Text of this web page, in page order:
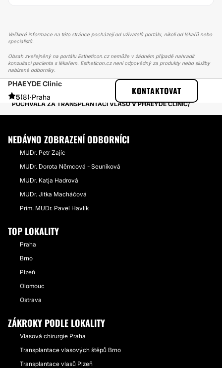
Veškeré informace na této stránce pocházejí od uživatelů portálu, nikoli od lékařů nebo
specialistů.
Obsah zveřejněný na portálu Estheticon.cz nemůže v žádném případě nahradit
konzultaci pacienta s lékařem. Estheticon.cz není odpovědný za produkty nebo služby
nabízené odborníky.
PHAEYDE Clinic
5(8)·Praha
KONTAKTOVAT
ESTHETICON
PŘÍBĚHY
PŘÍBĚHY TÝKAJÍCÍ SE ZÁKROKU TRANSPLANTACE VLASŮ
POCHVALA ZA TRANSPLANTACI VLASŮ V PHAEYDE CLINIC
NEDÁVNO ZOBRAZENÍ ODBORNÍCI
MUDr. Petr Zajíc
MUDr. Dorota Němcová - Seuniková
MUDr. Katja Hadrová
MUDr. Jitka Macháčová
Prim. MUDr. Pavel Havlík
TOP LOKALITY
Praha
Brno
Plzeň
Olomouc
Ostrava
ZÁKROKY PODLE LOKALITY
Vlasová chirurgie Praha
Transplantace vlasových štěpů Brno
Transplantace vlasů Plzeň